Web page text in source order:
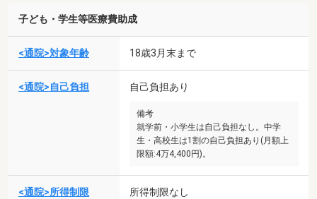
子ども・学生等医療費助成
<通院>対象年齢 18歳3月末まで
<通院>自己負担 自己負担あり
備考
就学前・小学生は自己負担なし。中学
生・高校生は1割の自己負担あり(月額上
限額:4万4,400円)。
<通院>所得制限 所得制限なし